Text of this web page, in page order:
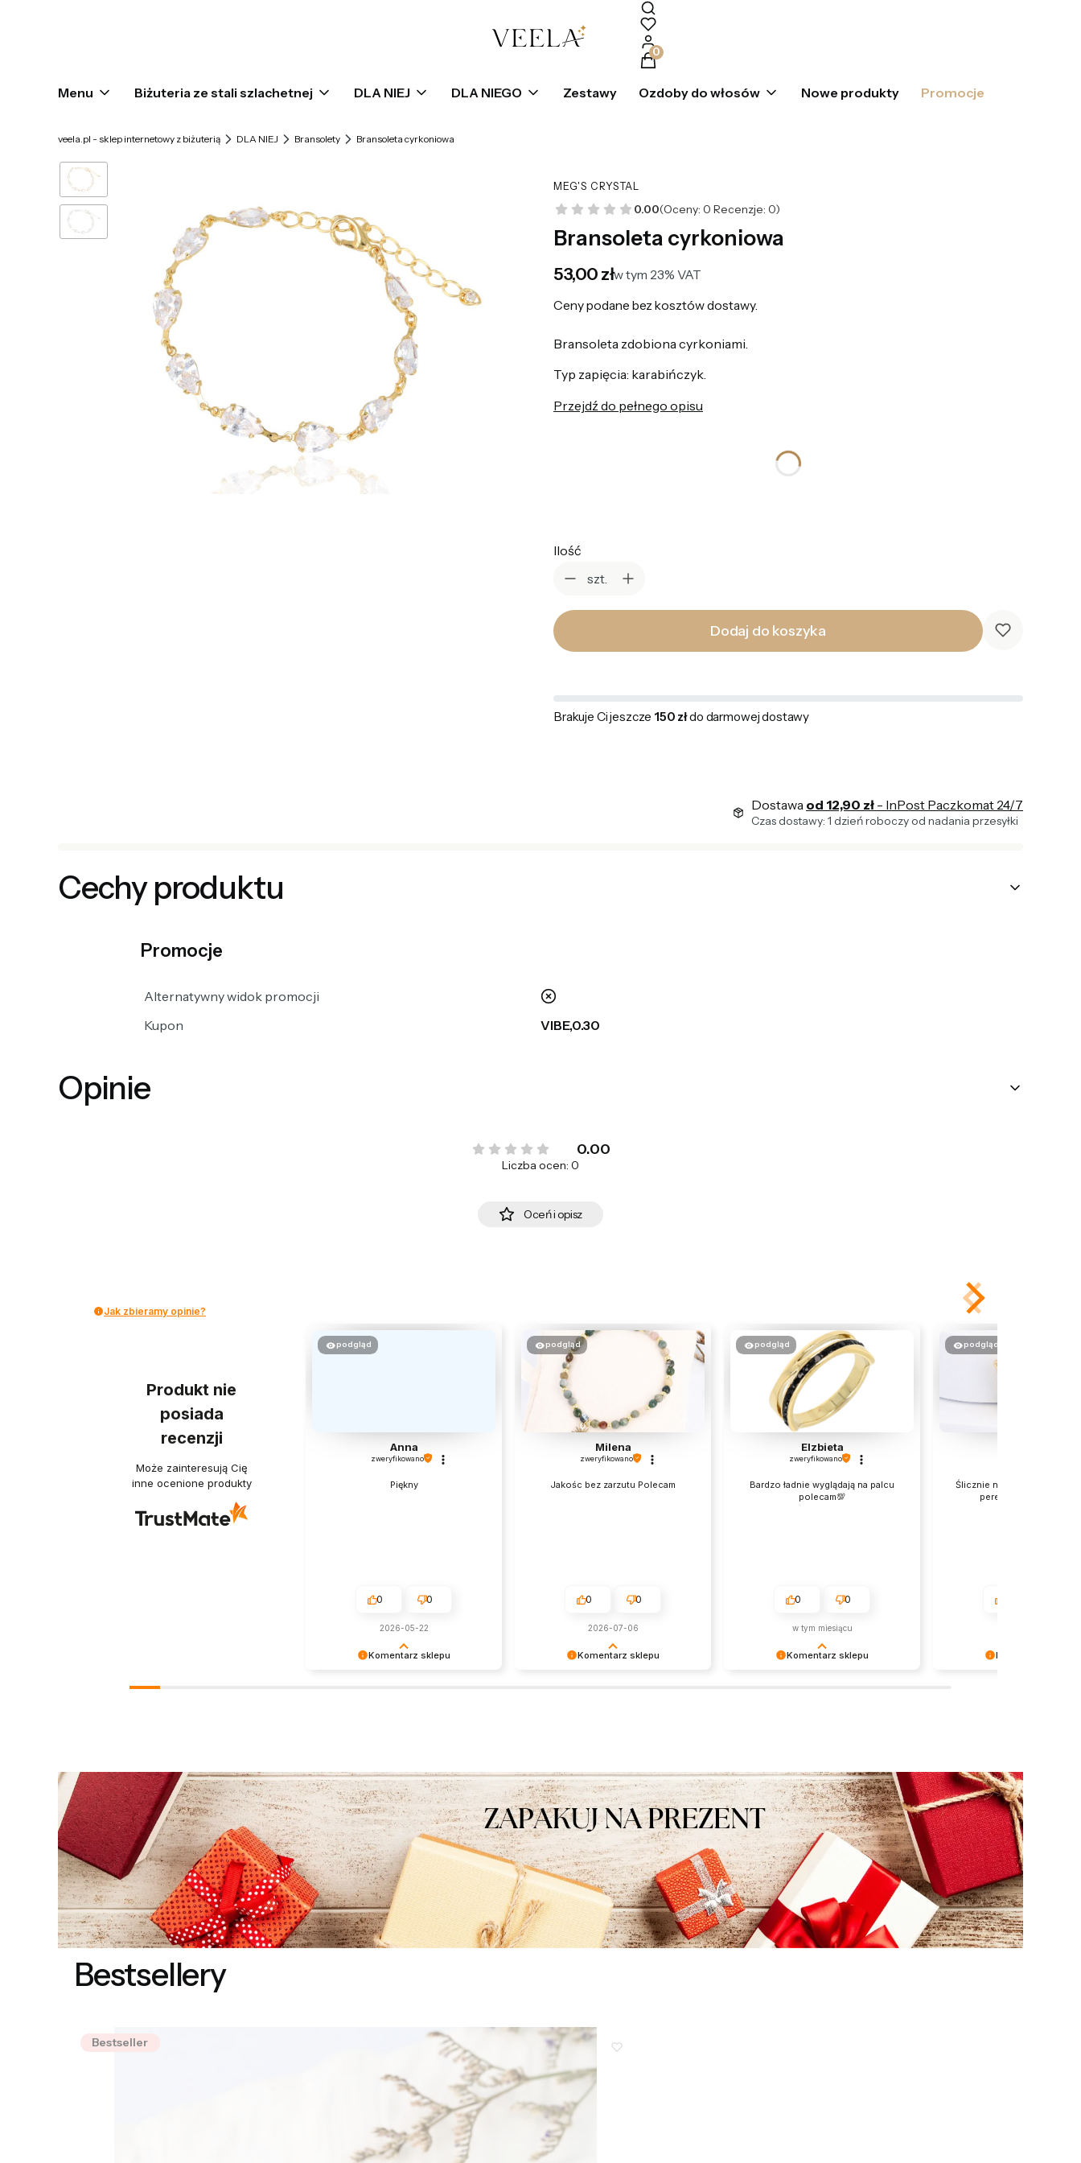
Produkty w koszyku: 0. Zobacz szczegóły
Menu Biżuteria ze stali szlachetnej DLA NIEJ DLA NIEGO Zestawy Ozdoby do włosów Nowe produkty Promocje
veela.pl - sklep internetowy z biżuterią DLA NIEJ Bransolety Bransoleta cyrkoniowa
MEG'S CRYSTAL
0.00(Oceny: 0 Recenzje: 0)
Bransoleta cyrkoniowa
Cena
53,00 złw tym 23% VAT
w tym 23% VAT
Ceny podane bez kosztów dostawy.
Bransoleta zdobiona cyrkoniami.
Typ zapięcia: karabińczyk.
Przejdź do pełnego opisu
Ilość
szt.
Dodaj do koszyka
Brakuje Ci jeszcze 150 złdo darmowej dostawy
Dostawa od 12,90 zł - InPost Paczkomat 24/7
Czas dostawy: 1 dzień roboczy od nadania przesyłki
Cechy produktu
Promocje
Alternatywny widok promocji
nie
Kupon
VIBE,0.30
Opinie
0.00
Liczba ocen: 0
Oceń i opisz
Jak zbieramy opinie?
Produkt nie
posiada
recenzji
Może zainteresują Cię
inne ocenione produkty
Komentarz sklepu
podgląd
Anna
zweryfikowano
Piękny
0 0
2026-05-22
Komentarz sklepu
podgląd
Milena
zweryfikowano
Jakośc bez zarzutu Polecam
0 0
2026-07-06
Komentarz sklepu
podgląd
Elzbieta
zweryfikowano
Bardzo ładnie wyglądają na palcu
polecam💯
0 0
w tym miesiącu
Komentarz sklepu
podgląd
Ślicznie nieduży motylek z
perełką cudnie
Bestsellery
Bestseller